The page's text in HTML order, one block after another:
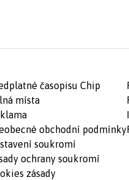
časopisu Chip
místa
obchodní podmínky
soukromí
ochrany soukromí
zásady